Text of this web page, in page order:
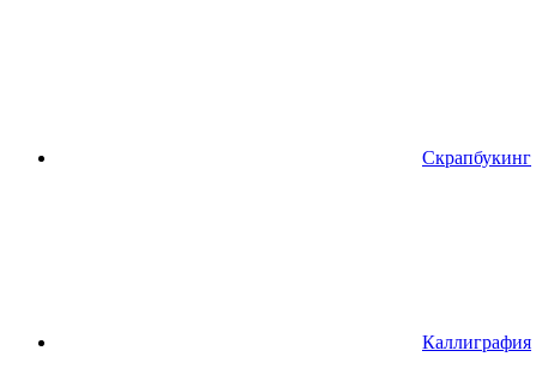
Скрапбукинг
Каллиграфия